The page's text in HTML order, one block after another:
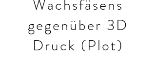
Wachsfäsens
gegenüber 3D
Druck (Plot)